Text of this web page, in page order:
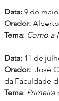
Data: 9 de maio
Orador: Alberto
Tema: Como a
Data: 11 de
Orador: José
da Faculdade
Tema: Primeira